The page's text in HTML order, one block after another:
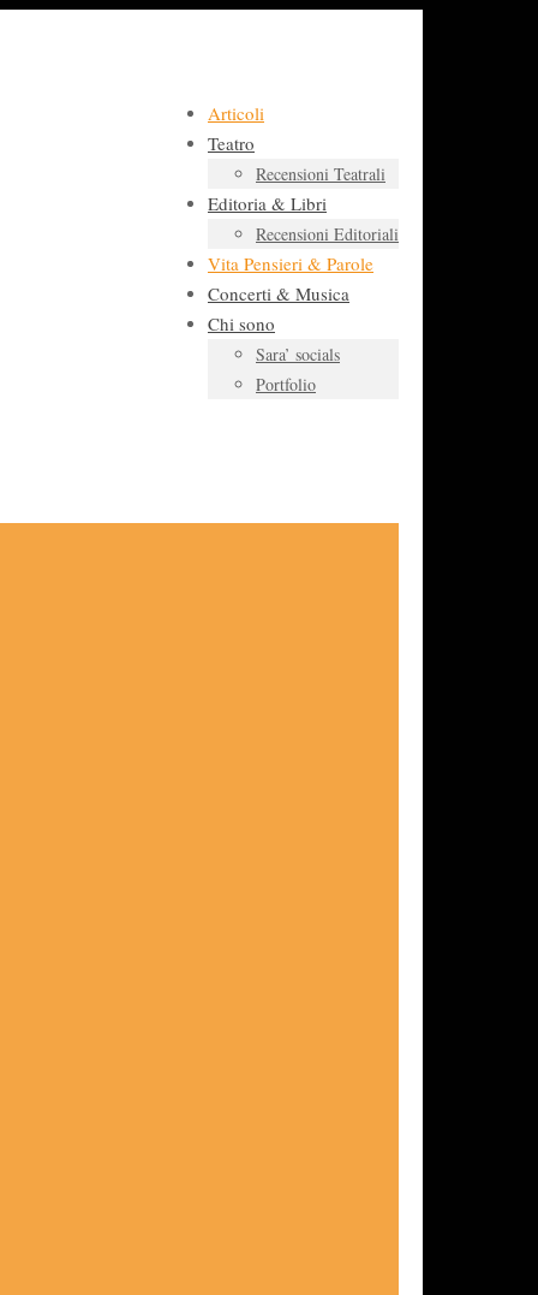
Articoli
Teatro
Recensioni Teatrali
Editoria & Libri
Recensioni Editoriali
Vita Pensieri & Parole
Concerti & Musica
Chi sono
Sara’ socials
Portfolio